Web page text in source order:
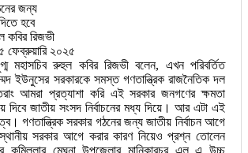
জন্য
হবে
রিজভী
ফেব্রুয়ারি ২০২৫
মহাসচিব রুহুল কবির রিজভী বলেন, এখন পরিবর্তিত
ইউনুসের সরকারকে সমস্ত গণতান্ত্রিক রাজনৈতিক দল
আমরা প্রত্যাশা করি এই সরকার জনগণের ক্ষমতা
দিবে জাতীয় সংসদ নির্বাচনের মধ্য দিয়ে। আর এটা এই
গণতান্ত্রিক সরকার গঠনের জন্য জাতীয় নির্বাচন আগে
সরকার আগে করার কারণ নিয়েও প্রশ্ন তোলেন
কুমিল্লার মেঘনা উপজেলার মানিকারচর এল এ উচ্চ